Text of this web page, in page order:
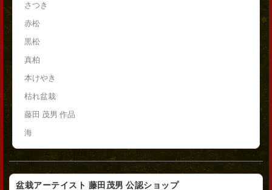
さつき
赤松
黒松
真柏
本けやき
枯れ盆栽
藤田 茂男 作品
海
盆栽アーテイスト 藤田茂男 公認ショップ